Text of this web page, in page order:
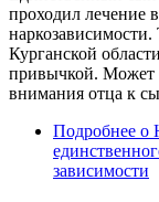
проходил лечение
наркозависимости.
Курганской
привычкой. Может
внимания отца к
Подробнее о
зависимости